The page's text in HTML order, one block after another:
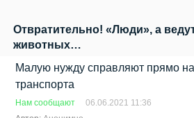
Отвратительно! «Люди», а
животных…
Малую нужду справляют прямо
транспорта
Нам сообщают
06.06.2021 11:36